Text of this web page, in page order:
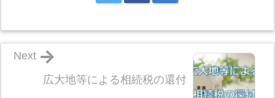
広大地等による相続税の還付
Next